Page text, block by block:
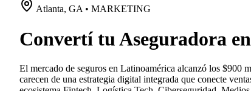
Atlanta, GA • MARKETING
Convertí tu Aseguradora
El mercado de seguros en Latinoamérica alcanzó los $900
carecen de una estrategia digital integrada que conecte